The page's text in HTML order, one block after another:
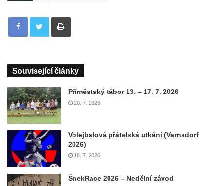
Tisknout
Související články
Příměstský tábor 13. – 17. 7. 2026
20. 7. 2026
Volejbalová přátelská utkání (Varnsdorf
2026)
18. 7. 2026
ŠnekRace 2026 – Nedělní závod